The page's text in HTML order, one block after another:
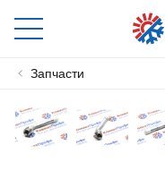
Запчасти